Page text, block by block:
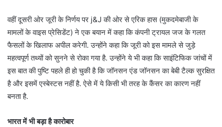
वहीं दूसरी ओर जूरी के निर्णय पर j&J की ओर से एरिक हास (मुकदमेबाजी के
मामलों के वाइस प्रेसिडेंट) ने एक बयान में कहा कि कंपनी ट्रायल जज के गलत
फैसलों के खिलाफ अपील करेगी. उन्होंने कहा कि जूरी को इस मामले से जुड़े
महत्वपूर्ण तथ्यों को सुनने से रोका गया है. उन्होंने ये भी कहा कि साइंटिफिक जांचों में
इस बात की पुष्टि पहले ही हो चुकी है कि जॉनसन एंड जॉनसन का बेबी टैल्क सुरक्षित
है और इसमें एस्बेस्टस नहीं है. ऐसे में ये किसी भी तरह के कैंसर का कारण नहीं
बनता है.
भारत में भी बड़ा है कारोबार